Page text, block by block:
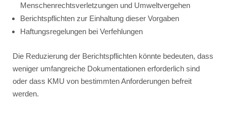
Menschenrechtsverletzungen und Umweltvergehen
Berichtspflichten zur Einhaltung dieser Vorgaben
Haftungsregelungen bei Verfehlungen
Die Reduzierung der Berichtspflichten könnte bedeuten, dass
weniger umfangreiche Dokumentationen erforderlich sind
oder dass KMU von bestimmten Anforderungen befreit
werden.